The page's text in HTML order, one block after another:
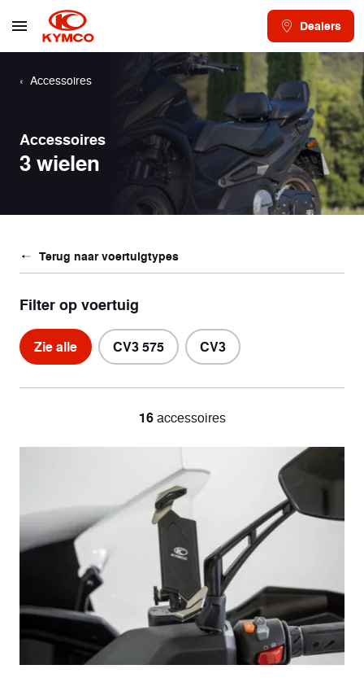
Dealers
Accessoires
Accessoires
3 wielen
Terug naar voertuigtypes
Filter op voertuig
Zie alle CV3 575 CV3
16accessoires